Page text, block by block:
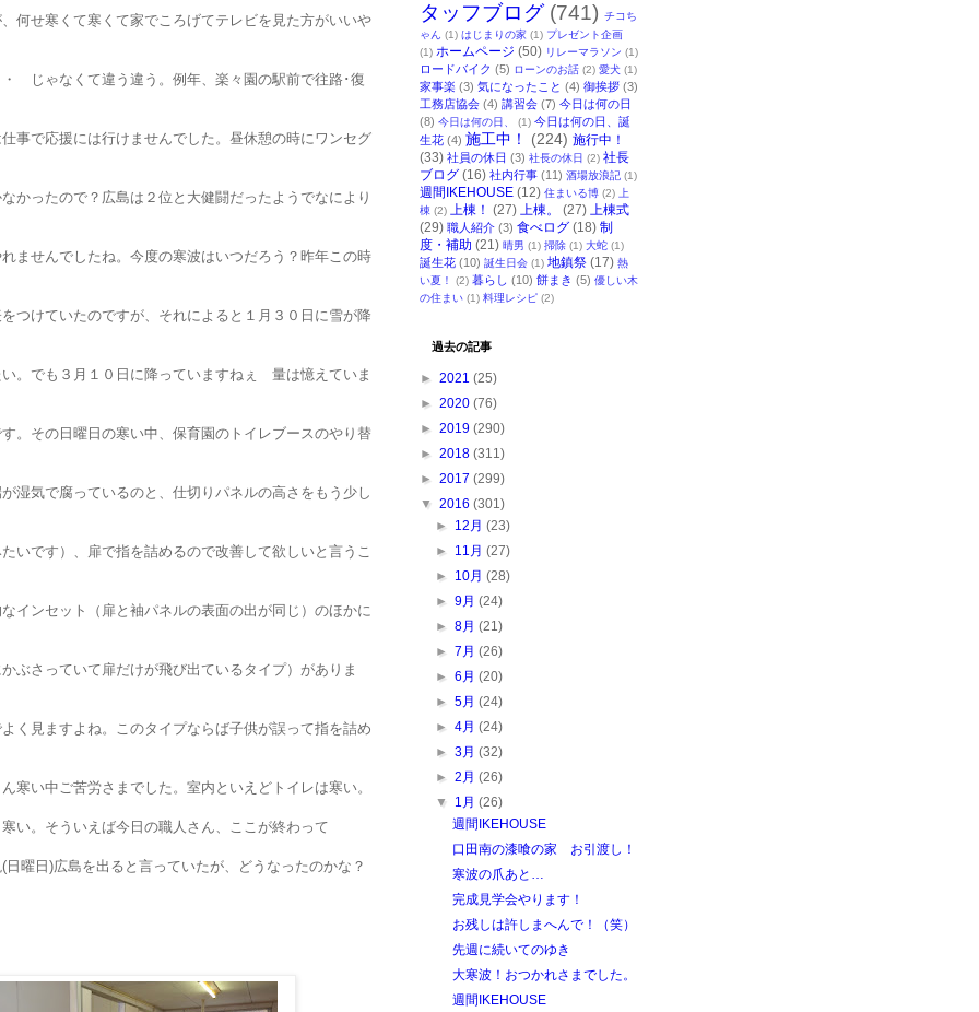
何せ寒くて寒くて家でころげてテレビを見た方がいいや
じゃなくて違う違う。例年、楽々園の駅前で往路･復
事で応援には行けませんでした。 昼休憩の時にワンセグ
かったので？ 広島は２位と大健闘だったようでなにより
ませんでしたね。 今度の寒波はいつだろう？ 昨年この時
つけていたのですが、 それによると１月３０日に雪が降
。でも３月１０日に降っていますねぇ 量は憶えていま
。 その日曜日の寒い中、 保育園のトイレブースのやり替
湿気で腐っているのと、 仕切りパネルの高さをもう少し
いです）、 扉で指を詰めるので改善して欲しいと言うこ
インセット（ 扉と袖パネルの表面の出が同じ）のほかに
ぶさっていて扉だけが飛び出ているタイプ） がありま
く見ますよね。 このタイプならば子供が誤って指を詰め
寒い中ご苦労さまでした。 室内といえどトイレは寒い。
い。そういえば今日の職人さん、 ここが終わって
曜日)広島を出ると言っていたが、 どうなったのかな？
タッフブログ (741) チコち
ゃん
(1) はじまりの家 (1) プレゼント企画
(1) ホームページ (50) リレーマラソン (1)
ロードバイク (5) ローンのお話 (2) 愛犬 (1)
家事楽 (3) 気になったこと (4) 御挨拶 (3)
工務店協会 (4) 講習会 (7) 今日は何の日
(8) 今日は何の日、 (1) 今日は何の日、誕
生花 (4) 施工中！ (224) 施行中！
(33) 社員の休日 (3) 社長の休日 (2) 社長
ブログ (16) 社内行事 (11) 酒場放浪記 (1)
週間IKEHOUSE (12) 住まいる博 (2)
上
棟 (2) 上棟！ (27) 上棟。 (27) 上棟式
(29) 職人紹介 (3) 食べログ (18) 制
度・補助 (21) 晴男 (1) 掃除 (1) 大蛇 (1)
誕生花 (10) 誕生日会 (1) 地鎮祭 (17) 熱
い夏！
(2) 暮らし (10) 餅まき (5) 優しい木
の住まい (1) 料理レシピ (2)
過去の記事
► 2021 (25)
► 2020 (76)
► 2019 (290)
► 2018 (311)
► 2017 (299)
▼ 2016 (301)
► 12月 (23)
► 11月 (27)
► 10月 (28)
►9月 (24)
►8月 (21)
►7月 (26)
►6月 (20)
►5月 (24)
►4月 (24)
►3月 (32)
►2月 (26)
▼
1月 (26)
週間IKEHOUSE
口田南の漆喰の家 お引渡し！
寒波の爪あと…
完成見学会やります！
お残しは許しまへんで！（笑）
先週に続いてのゆき
大寒波！おつかれさまでした。
週間IKEHOUSE